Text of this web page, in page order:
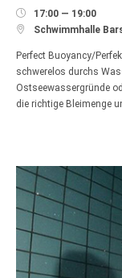
 17:00 — 19:00
 Schwimmhalle
Perfect Buoyancy/
schwerelos durchs
Ostseewassergründe
die richtige Bleimenge